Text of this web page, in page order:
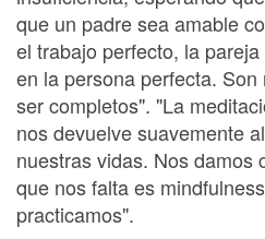
que un padre sea amable
el trabajo perfecto, la
en la persona perfecta.
ser completos". "La
nos devuelve suavemente
nuestras vidas. Nos damos
que nos falta es
practicamos".